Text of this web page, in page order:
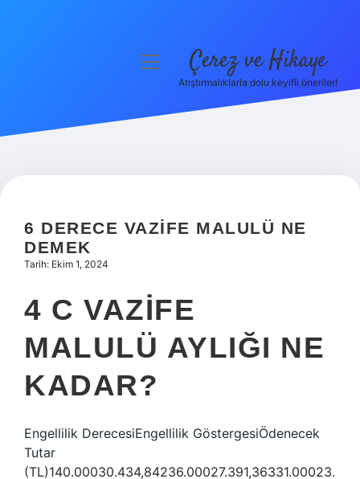
Hakkımızda
menüyü Çerez ve Hikaye
Atıştırmalıklarla dolu keyifli öneriler!
6 DERECE VAZIFE MALULÜ NE
DEMEK
Tarih: Ekim 1, 2024
4 C VAZIFE
MALULÜ AYLIĞI NE
KADAR?
Engellilik DerecesiEngellilik GöstergesiÖdenecek
Tutar
(TL)140.00030.434,84236.00027.391,36331.00023.